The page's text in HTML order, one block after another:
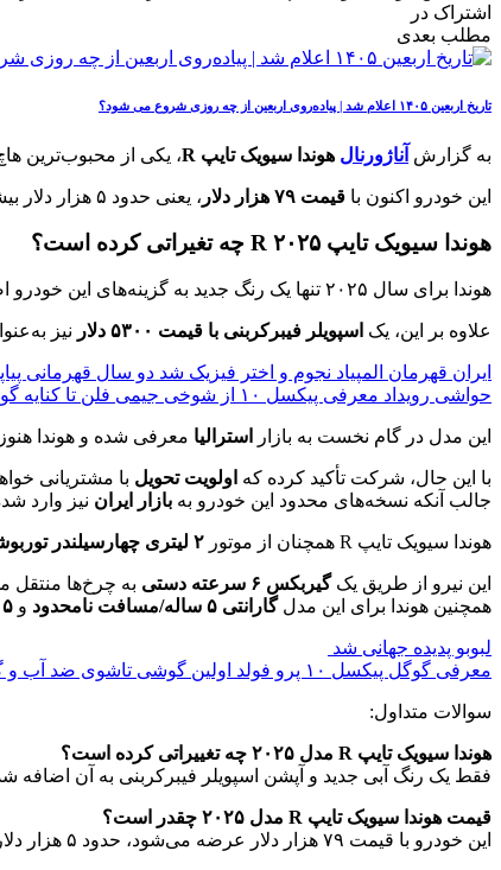
اشتراک در
مطلب بعدی
تاریخ اربعین ۱۴۰۵ اعلام شد | پیاده‌روی اربعین از چه روزی شروع می‌ شود؟
به گزارش آناژورنال هوندا سیویک تایپ R ، یکی از محبوب‌ترین هاچ‌بک‌های اسپرت جهان، در
این خودرو اکنون با قیمت ۷۹ هزار دلار ، یعنی حدود ۵ هزار دلار بیشتر از نسخه پیشین، در اختیار مشتریان قرار می‌گیرد.
هوندا سیویک تایپ R ۲۰۲۵ چه تغیراتی کرده است؟
هوندا برای سال ۲۰۲۵ تنها یک رنگ جدید به گزینه‌های این خودرو اضافه کرده است. این رنگ
علاوه بر این، یک اسپویلر فیبرکربنی با قیمت ۵۳۰۰ دلار نیز
ایران قهرمان المپیاد نجوم و اختر فیزیک شد دو سال قهرمانی
حواشی رویداد معرفی پیکسل ۱۰ از شوخی‌ جیمی فلن تا کنایه‌ گوگل به اپل
این مدل در گام نخست به بازار استرالیا معرفی شده و هوندا هنوز تعداد
با این حال، شرکت تأکید کرده که اولویت تحویل با مشتریانی
جالب آنکه نسخه‌های محدود این خودرو به بازار ایران نیز وارد
هوندا سیویک تایپ R همچنان از موتور ۲ لیتری چهارسیلندر توربوشارژ
این نیرو از طریق یکگیربکس ۶ سرعته دستی
به چرخ‌ها منتقل
همچنین هوندا برای این مدلگارانتی ۵ ساله/مسافت نامحدود و ۵ سال خدمات سرویس با قیمت ثابت
لبوبو پدیده جهانی شد
معرفی گوگل پیکسل ۱۰ پرو فولد اولین گوشی تاشوی ضد آب و گردوغبار جهان
سوالات متداول:
هوندا سیویک تایپ R مدل ۲۰۲۵ چه تغییراتی کرده است؟
فقط یک رنگ آبی جدید و آپشن اسپویلر فیبرکربنی به آن اضافه
قیمت هوندا سیویک تایپ R مدل ۲۰۲۵ چقدر است؟
این خودرو با قیمت ۷۹ هزار دلار عرضه می‌شود، حدود ۵ هزار دلار بیشتر از مدل قبلی.